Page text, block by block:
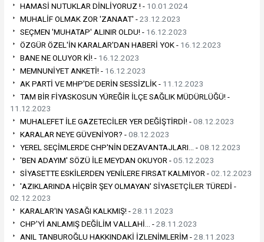
HAMASİ NUTUKLAR DİNLİYORUZ ! - 10.01.2024
MUHALİF OLMAK ZOR 'ZANAAT' -23.12.2023
SEÇMEN 'MUHATAP' ALINIR OLDU! - 16.12.2023
ÖZGÜR ÖZEL'İN KARALAR'DAN HABERİ YOK - 16.12.2023
BANE NE OLUYOR Kİ! - 16.12.2023
MEMNUNİYET ANKETİ! - 16.12.2023
AK PARTİ VE MHP'DE DERİN SESSİZLİK - 11.12.2023
TAM BİR FİYASKOSUN YÜREĞİR İLÇE SAĞLIK MÜDÜRLÜĞÜ! -
11.12.2023
MUHALEFET İLE GAZETECİLER YER DEĞİŞTİRDİ! -08.12.2023
KARALAR NEYE GÜVENİYOR? -08.12.2023
YEREL SEÇİMLERDE CHP'NİN DEZAVANTAJLARI… -08.12.2023
'BEN ADAYIM' SÖZÜ İLE MEYDAN OKUYOR -05.12.2023
SİYASETTE ESKİLERDEN YENİLERE FIRSAT KALMIYOR -02.12.2023
'AZIKLARINDA HİÇBİR ŞEY OLMAYAN' SİYASETÇİLER TÜREDİ -
02.12.2023
KARALAR'IN YASAĞI KALKMIŞ! -28.11.2023
CHP'Yİ ANLAMIŞ DEĞİLİM VALLAHİ… -28.11.2023
ANIL TANBUROĞLU HAKKINDAKİ İZLENİMLERİM -28.11.2023